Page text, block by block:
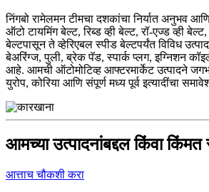
निंगबो रामेलमन टीमचा दशकांचा निर्यात अनुभव
ऑटो टायमिंग बेल्ट, रिब्ड व्ही बेल्ट, रॉ-एज्ड व्ही
बेल्टपासून ते व्हेरिएबल स्पीड बेल्टपर्यंत विविध
बेअरिंग्ज, पुली, ब्रेक पॅड, स्पार्क प्लग, इग्निशन
आहे. आमची ऑटोमोटिव्ह आफ्टरमार्केट उत्पादने
युरोप, कोरिया आणि संपूर्ण मध्य पूर्व इत्यादींचा
आमच्या उत्पादनांबद्दल किंवा
आत्ताच चौकशी करा